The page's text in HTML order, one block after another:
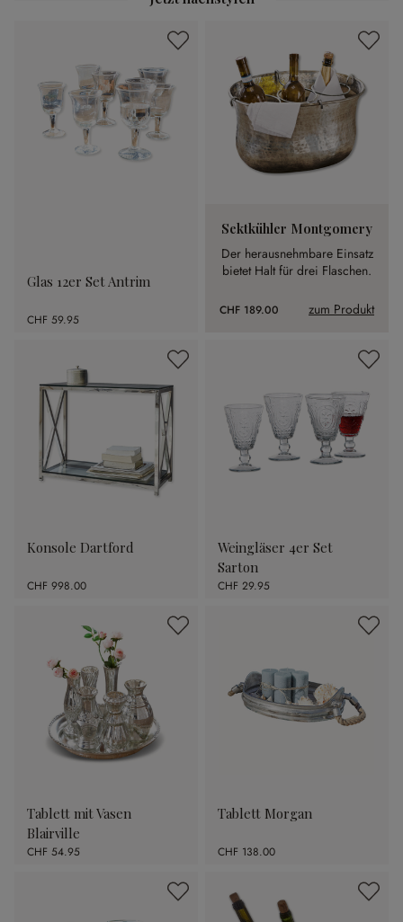
Glas 12er Set Antrim
CHF 59.95
Sektkühler Montgomery
Der herausnehmbare Einsatz
bietet Halt für drei Flaschen.
CHF 189.00 zum Produkt
Konsole Dartford
CHF 998.00
Weingläser 4er Set
Sarton
CHF 29.95
Tablett mit Vasen
Blairville
CHF 54.95
Tablett Morgan
CHF 138.00